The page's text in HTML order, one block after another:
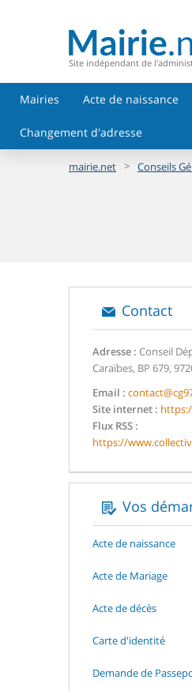
Site indépendant de
Mairies Acte de naissance
Changement d'adresse
mairie.net > Conseils
Contact
Adresse : Conseil
Caraïbes, BP 679,
Email :
Site internet :
Flux RSS :
https://
Vos
Acte de naissance
Acte de Mariage
Acte de décès
Carte d'identité
Demande de